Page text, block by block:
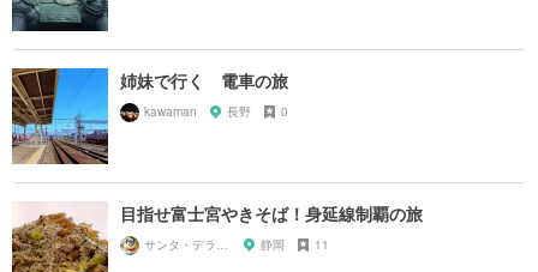
姉妹で行く 電車の旅
kawaman 長野 0
目指せ富士宮やきそば！身延線制覇の旅
静岡 11